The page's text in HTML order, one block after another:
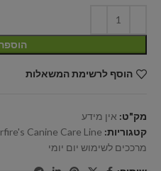
הוסף לרשימת המשאלות
מק"ט: אין מידע
קטגוריות: Canine Care Line
מרככים לשימוש יום יומי